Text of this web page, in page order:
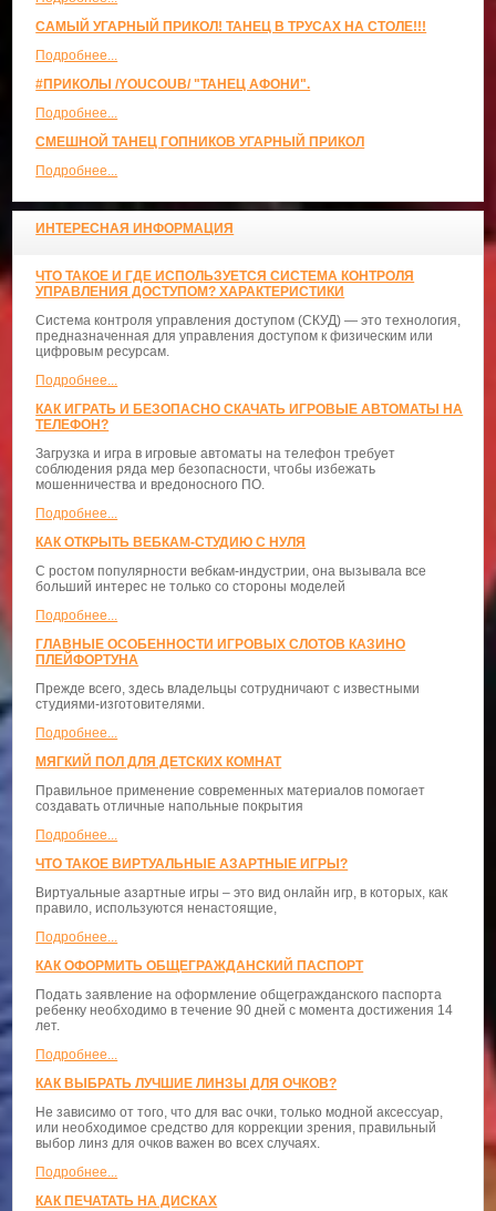
САМЫЙ УГАРНЫЙ ПРИКОЛ! ТАНЕЦ В ТРУСАХ НА СТОЛЕ!!!
Подробнее...
#ПРИКОЛЫ /YOUCOUB/ "ТАНЕЦ АФОНИ".
Подробнее...
СМЕШНОЙ ТАНЕЦ ГОПНИКОВ УГАРНЫЙ ПРИКОЛ
Подробнее...
ИНТЕРЕСНАЯ ИНФОРМАЦИЯ
ЧТО ТАКОЕ И ГДЕ ИСПОЛЬЗУЕТСЯ СИСТЕМА КОНТРОЛЯ
УПРАВЛЕНИЯ ДОСТУПОМ? ХАРАКТЕРИСТИКИ
Система контроля управления доступом (СКУД) — это технология,
предназначенная для управления доступом к физическим или
цифровым ресурсам.
Подробнее...
КАК ИГРАТЬ И БЕЗОПАСНО СКАЧАТЬ ИГРОВЫЕ АВТОМАТЫ НА
ТЕЛЕФОН?
Загрузка и игра в игровые автоматы на телефон требует
соблюдения ряда мер безопасности, чтобы избежать
мошенничества и вредоносного ПО.
Подробнее...
КАК ОТКРЫТЬ ВЕБКАМ-СТУДИЮ С НУЛЯ
С ростом популярности вебкам-индустрии, она вызывала все
больший интерес не только со стороны моделей
Подробнее...
ГЛАВНЫЕ ОСОБЕННОСТИ ИГРОВЫХ СЛОТОВ КАЗИНО
ПЛЕЙФОРТУНА
Прежде всего, здесь владельцы сотрудничают с известными
студиями-изготовителями.
Подробнее...
МЯГКИЙ ПОЛ ДЛЯ ДЕТСКИХ КОМНАТ
Правильное применение современных материалов помогает
создавать отличные напольные покрытия
Подробнее...
ЧТО ТАКОЕ ВИРТУАЛЬНЫЕ АЗАРТНЫЕ ИГРЫ?
Виртуальные азартные игры – это вид онлайн игр, в которых, как
правило, используются ненастоящие,
Подробнее...
КАК ОФОРМИТЬ ОБЩЕГРАЖДАНСКИЙ ПАСПОРТ
Подать заявление на оформление общегражданского паспорта
ребенку необходимо в течение 90 дней с момента достижения 14
лет.
Подробнее...
КАК ВЫБРАТЬ ЛУЧШИЕ ЛИНЗЫ ДЛЯ ОЧКОВ?
Не зависимо от того, что для вас очки, только модной аксессуар,
или необходимое средство для коррекции зрения, правильный
выбор линз для очков важен во всех случаях.
Подробнее...
КАК ПЕЧАТАТЬ НА ДИСКАХ